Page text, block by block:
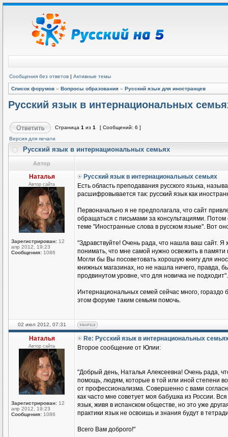
Сообщения без ответов | Активные темы
Список форумов » Вопросы образования » Русский язык для иностранцев
Русский язык в интернациональных
Страница 1 из 1
[ Сообщений: 6 ]
Версия для печати
Русский язык в интернациональных семьях
Автор
Наталья
Автор сайта
Зарегистрирован: 12
апр 2012, 19:23
Сообщения: 1086
Русский язык в интернациональных семьях
Есть область преподавания русского языка,
расшифровывается так: русский язык как
Первоначально я не предполагала, что сайт
обращаться с письмами за консультациями.
теме "Иностранные слова в русском языке". Вот
"Здравствуйте! Очень рада, что нашла ваш сайт. Я
понимать, что мне самой нужно освежить в памяти
Могли бы Вы посоветовать хорошую книгу для
книжных магазинах, но не нашла ничего, правда,
продвинутом уровне, что для новичка не подходит".
Интернациональных семей сейчас много,
этом форуме таким семьям помочь.
02 июл 2012, 07:31
Наталья
Автор сайта
Зарегистрирован: 12
апр 2012, 19:23
Сообщения: 1086
Re: Русский язык в интернациональных
Второе сообщение от Юлии:
"Добрый день, Наталья Алексеевна! Очень рада,
помощь, людям, которые в той или иной степени
от профессионализма. Совершенно с вами
как часто мне советует моя бабушка из России.
язык, живя в испанском обществе, но это уже
практики язык не освоишь и знания будут в
Всего Вам доброго!"